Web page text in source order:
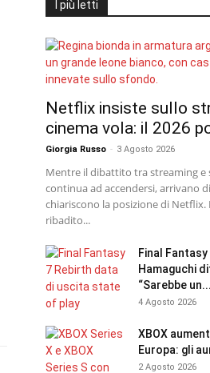
I più letti
Netflix insiste sullo
cinema vola: il 2026
Giorgia Russo - 3 Agosto 2026
Mentre il dibattito tra streaming e
continua ad accendersi, arrivano
chiariscono la posizione di
ribadito...
Final
Hamaguchi
“Sarebbe un...
4 Agosto 2026
XBOX
Europa: gli
2 Agosto 2026